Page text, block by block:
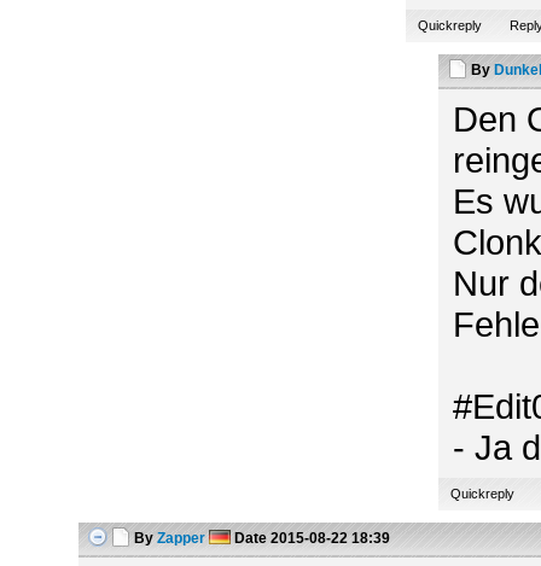
Quickreply
By
Den
Es
Nur
- Ja
Quickreply
By Zapper Date 2015-08-22 18:39